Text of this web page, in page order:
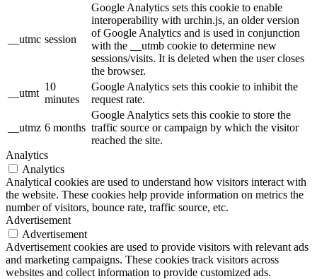
__utmc session
Google Analytics sets this cookie to enable
interoperability with urchin.js, an older version
of Google Analytics and is used in conjunction
with the __utmb cookie to determine new
sessions/visits. It is deleted when the user closes
the browser.
__utmt
10
minutes
Google Analytics sets this cookie to inhibit the
request rate.
__utmz 6 months
Google Analytics sets this cookie to store the
traffic source or campaign by which the visitor
reached the site.
Analytics
Analytics
Analytical cookies are used to understand how visitors interact with
the website. These cookies help provide information on metrics the
number of visitors, bounce rate, traffic source, etc.
Advertisement
Advertisement
Advertisement cookies are used to provide visitors with relevant ads
and marketing campaigns. These cookies track visitors across
websites and collect information to provide customized ads.